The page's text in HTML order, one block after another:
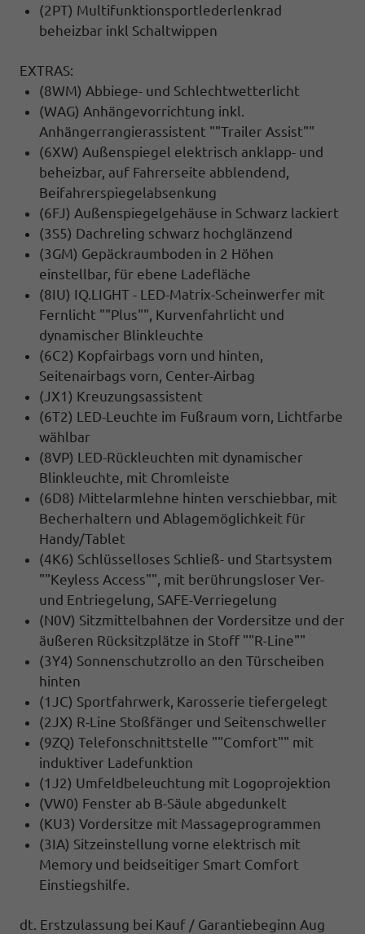
(2PT) Multifunktionsportlederlenkrad
beheizbar inkl Schaltwippen
EXTRAS:
(8WM) Abbiege- und Schlechtwetterlicht
(WAG) Anhängevorrichtung inkl.
Anhängerrangierassistent ""Trailer Assist""
(6XW) Außenspiegel elektrisch anklapp- und
beheizbar, auf Fahrerseite abblendend,
Beifahrerspiegelabsenkung
(6FJ) Außenspiegelgehäuse in Schwarz lackiert
(3S5) Dachreling schwarz hochglänzend
(3GM) Gepäckraumboden in 2 Höhen
einstellbar, für ebene Ladefläche
(8IU) IQ.LIGHT - LED-Matrix-Scheinwerfer mit
Fernlicht ""Plus"", Kurvenfahrlicht und
dynamischer Blinkleuchte
(6C2) Kopfairbags vorn und hinten,
Seitenairbags vorn, Center-Airbag
(JX1) Kreuzungsassistent
(6T2) LED-Leuchte im Fußraum vorn, Lichtfarbe
wählbar
(8VP) LED-Rückleuchten mit dynamischer
Blinkleuchte, mit Chromleiste
(6D8) Mittelarmlehne hinten verschiebbar, mit
Becherhaltern und Ablagemöglichkeit für
Handy/Tablet
(4K6) Schlüsselloses Schließ- und Startsystem
""Keyless Access"", mit berührungsloser Ver-
und Entriegelung, SAFE-Verriegelung
(N0V) Sitzmittelbahnen der Vordersitze und der
äußeren Rücksitzplätze in Stoff ""R-Line""
(3Y4) Sonnenschutzrollo an den Türscheiben
hinten
(1JC) Sportfahrwerk, Karosserie tiefergelegt
(2JX) R-Line Stoßfänger und Seitenschweller
(9ZQ) Telefonschnittstelle ""Comfort"" mit
induktiver Ladefunktion
(1J2) Umfeldbeleuchtung mit Logoprojektion
(VW0) Fenster ab B-Säule abgedunkelt
(KU3) Vordersitze mit Massageprogrammen
(3IA) Sitzeinstellung vorne elektrisch mit
Memory und beidseitiger Smart Comfort
Einstiegshilfe.
dt. Erstzulassung bei Kauf / Garantiebeginn Aug